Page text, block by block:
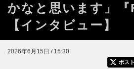
かなと思います」『
【インタビュー】
2026年6月15日 / 15:30
ポスト